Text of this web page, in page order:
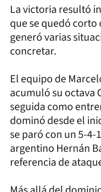
La victoria resultó
que se quedó
generó varias
concretar.
El equipo de
acumuló su octava
seguida como
dominó desde el
se paró con un 5-
argentino Hernán
referencia de